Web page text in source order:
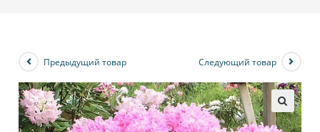
Предыдущий товар Следующий товар
🔍